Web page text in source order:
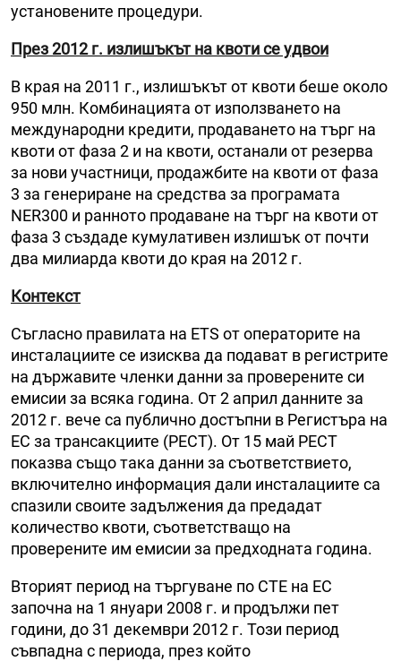
установените процедури.
През2012 г. излишъкът на квоти се удвои
В края на 2011 г., излишъкът от квоти беше около
950 млн. Комбинацията от използването на
международни кредити, продаването на търг на
квоти от фаза 2 и на квоти, останали от резерва
за нови участници, продажбите на квоти от фаза
3 за генериране на средства за програмата
NER300 и ранното продаване на търг на квоти от
фаза 3 създаде кумулативен излишък от почти
два милиарда квоти до края на 2012 г.
Контекст
Съгласно правилата на ETS от операторите на
инсталациите се изисква да подават в регистрите
на държавите членки данни за проверените си
емисии за всяка година. От2 април данните за
2012 г. вече са публично достъпни в Регистъра на
ЕС за трансакциите (РЕСТ). От 15 май РЕСТ
показва също така данни за съответствието,
включително информация дали инсталациите са
спазили своите задължения да предадат
количество квоти, съответстващо на
проверените им емисии за предходната година.
Вторият период на търгуване по СТЕ на ЕС
започна на 1 януари 2008 г. и продължи пет
години, до 31 декември 2012 г. Този период
съвпадна с периода, през който